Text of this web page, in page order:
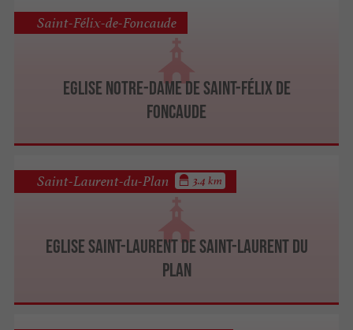
Eglise Notre-Dame de Saint-Félix de
Foncaude
Saint-Félix-de-Foncaude
Eglise Saint-Laurent de Saint-Laurent du
Plan
Saint-Laurent-du-Plan 3.4 km